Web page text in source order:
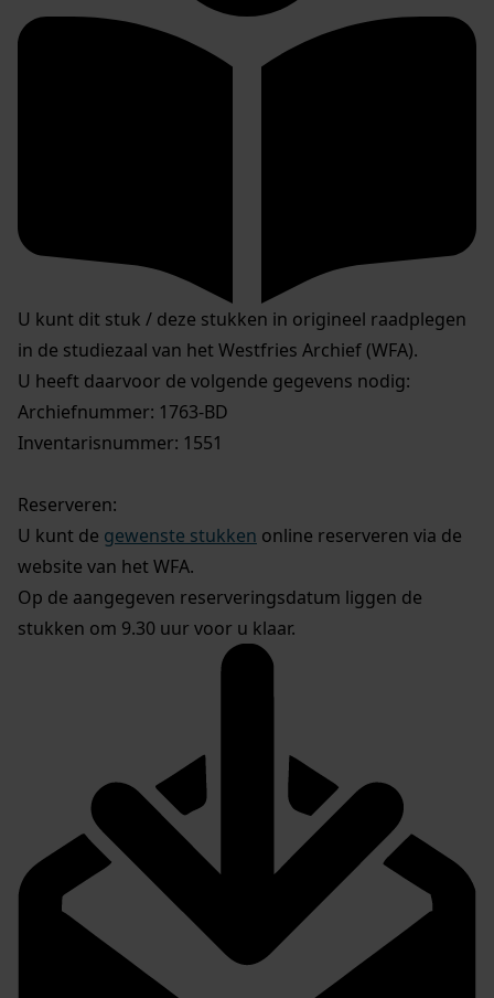
U kunt dit stuk / deze stukken in origineel raadplegen
in de studiezaal van het Westfries Archief (WFA).
U heeft daarvoor de volgende gegevens nodig:
Archiefnummer: 1763-BD
Inventarisnummer: 1551
Reserveren:
U kunt de gewenste stukken online reserveren via de
website van het WFA.
Op de aangegeven reserveringsdatum liggen de
stukken om 9.30 uur voor u klaar.